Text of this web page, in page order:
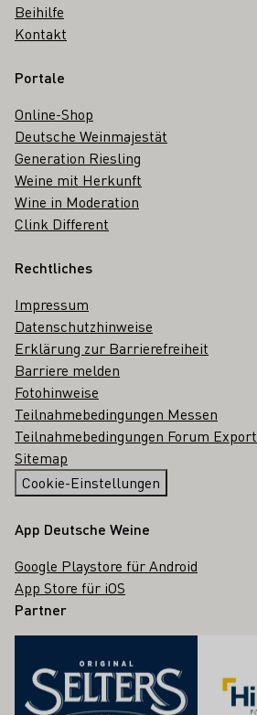
Beihilfe
Kontakt
Portale
Online-Shop
Deutsche Weinmajestät
Generation Riesling
Weine mit Herkunft
Wine in Moderation
Clink Different
Rechtliches
Impressum
Datenschutzhinweise
Erklärung zur Barrierefreiheit
Barriere melden
Fotohinweise
Teilnahmebedingungen Messen
Teilnahmebedingungen Forum Export
Sitemap
Cookie-Einstellungen
App Deutsche Weine
Google Playstore für Android
App Store für iOS
Partner